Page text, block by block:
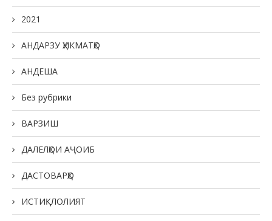
2021
АНДАРЗУ ҲИКМАТҲО
АНДЕША
Без рубрики
ВАРЗИШ
ДАЛЕЛҲОИ АҶОИБ
ДАСТОВАРҲО
ИСТИҚЛОЛИЯТ